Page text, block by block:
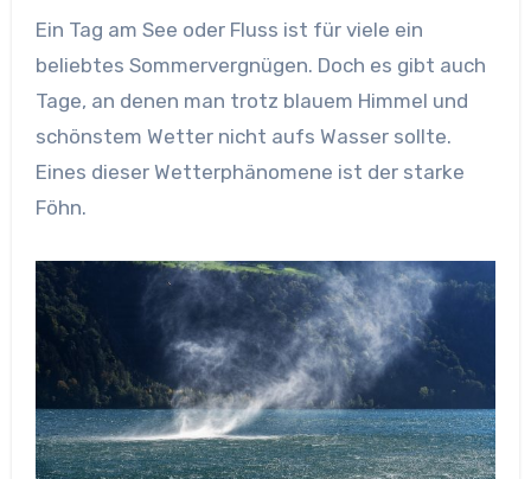
Ein Tag am See oder Fluss ist für viele ein
beliebtes Sommervergnügen. Doch es gibt auch
Tage, an denen man trotz blauem Himmel und
schönstem Wetter nicht aufs Wasser sollte.
Eines dieser Wetterphänomene ist der starke
Föhn.